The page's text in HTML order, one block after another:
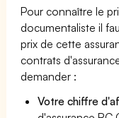
Pour connaître le
documentaliste il
prix de cette
contrats
demander :
Votre chiffre